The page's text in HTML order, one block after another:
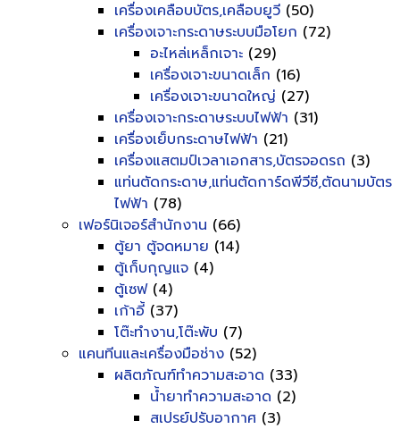
เครื่องเคลือบบัตร,เคลือบยูวี (50)
เครื่องเจาะกระดาษระบบมือโยก (72)
อะไหล่เหล็กเจาะ (29)
เครื่องเจาะขนาดเล็ก (16)
เครื่องเจาะขนาดใหญ่ (27)
เครื่องเจาะกระดาษระบบไฟฟ้า (31)
เครื่องเย็บกระดาษไฟฟ้า (21)
เครื่องแสตมป์เวลาเอกสาร,บัตรจอดรถ (3)
แท่นตัดกระดาษ,แท่นตัดการ์ดพีวีซี,ตัดนามบัตร
ไฟฟ้า (78)
เฟอร์นิเจอร์สำนักงาน (66)
ตู้ยา ตู้จดหมาย (14)
ตู้เก็บกุญแจ (4)
ตู้เซฟ(4)
เก้าอี้ (37)
โต๊ะทำงาน,โต๊ะพับ (7)
แคนทีนและเครื่องมือช่าง (52)
ผลิตภัณฑ์ทำความสะอาด (33)
น้ำยาทำความสะอาด (2)
สเปรย์ปรับอากาศ (3)